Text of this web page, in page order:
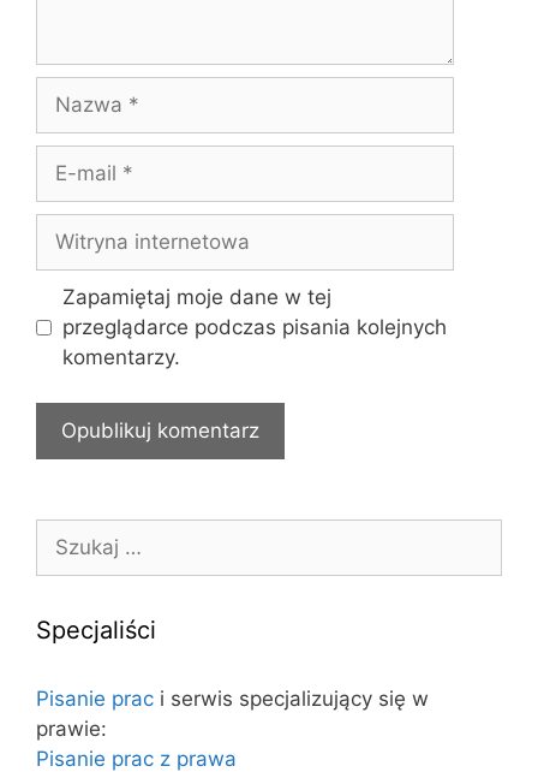
z
a
m
i
r
a
n
e
e
w
a
Zapamiętaj moje dane w tej
przeglądarce podczas pisania kolejnych
komentarzy.
k
:
Specjaliści
Pisanie prac i serwis specjalizujący się w
prawie:
Pisanie prac z prawa